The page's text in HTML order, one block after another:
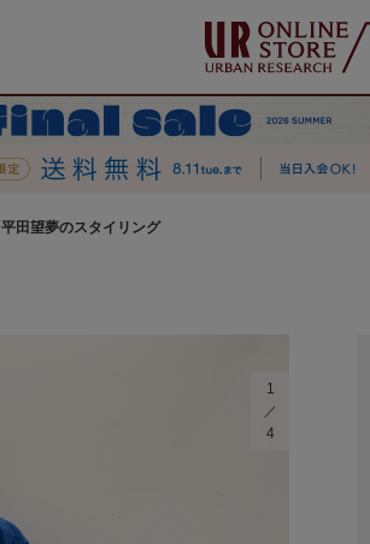
平田望夢のスタイリング
1
4